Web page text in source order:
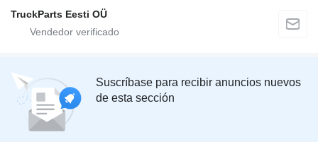
TruckParts Eesti OÜ
Suscríbase para recibir anuncios nuevos
de esta sección